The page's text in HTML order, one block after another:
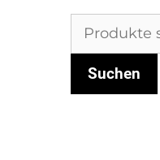
nach:
Suchen